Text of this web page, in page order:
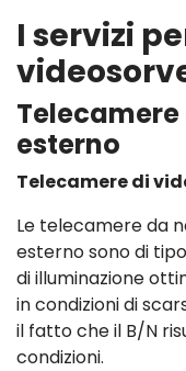
I servizi
esterno
Telecamere di
Le telecamere da
esterno sono di
di illuminazione
in condizioni di
il fatto che il B/N
condizioni.